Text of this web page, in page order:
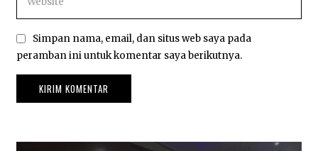
Simpan nama, email, dan situs web saya pada
peramban ini untuk komentar saya berikutnya.